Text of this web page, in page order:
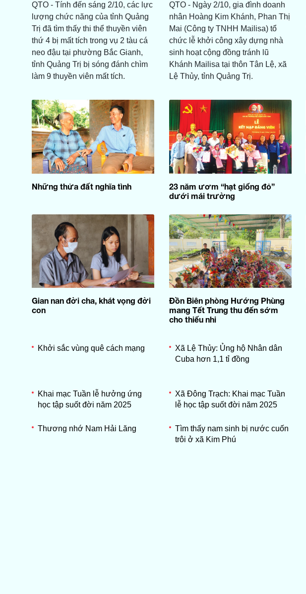
QTO - Tính đến sáng 2/10, các lực
lượng chức năng của tỉnh Quảng
Trị đã tìm thấy thi thể thuyền viên
thứ 4 bị mất tích trong vụ 2 tàu cá
neo đậu tại phường Bắc Gianh,
tỉnh Quảng Trị bị sóng đánh chìm
làm 9 thuyền viên mất tích.
QTO - Ngày 2/10, gia đình doanh
nhân Hoàng Kim Khánh, Phan Thị
Mai (Công ty TNHH Mailisa) tổ
chức lễ khởi công xây dựng nhà
sinh hoạt cộng đồng tránh lũ
Khánh Mailisa tại thôn Tân Lệ, xã
Lệ Thủy, tỉnh Quảng Trị.
Những thửa đất nghĩa tình
23 năm ươm “hạt giống đỏ”
dưới mái trường
Gian nan đời cha, khát vọng đời
con
Đồn Biên phòng Hướng Phùng
mang Tết Trung thu đến sớm
cho thiếu nhi
Khởi sắc vùng quê cách mạng
Xã Lệ Thủy: Ủng hộ Nhân dân
Cuba hơn 1,1 tỉ đồng
Khai mạc Tuần lễ hưởng ứng
học tập suốt đời năm 2025
Xã Đông Trạch: Khai mạc Tuần
lễ học tập suốt đời năm 2025
Thương nhớ Nam Hải Lăng
Tìm thấy nam sinh bị nước cuốn
trôi ở xã Kim Phú